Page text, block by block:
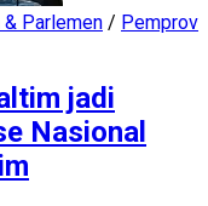
& Parlemen / Pemprov
jadi
Nasional